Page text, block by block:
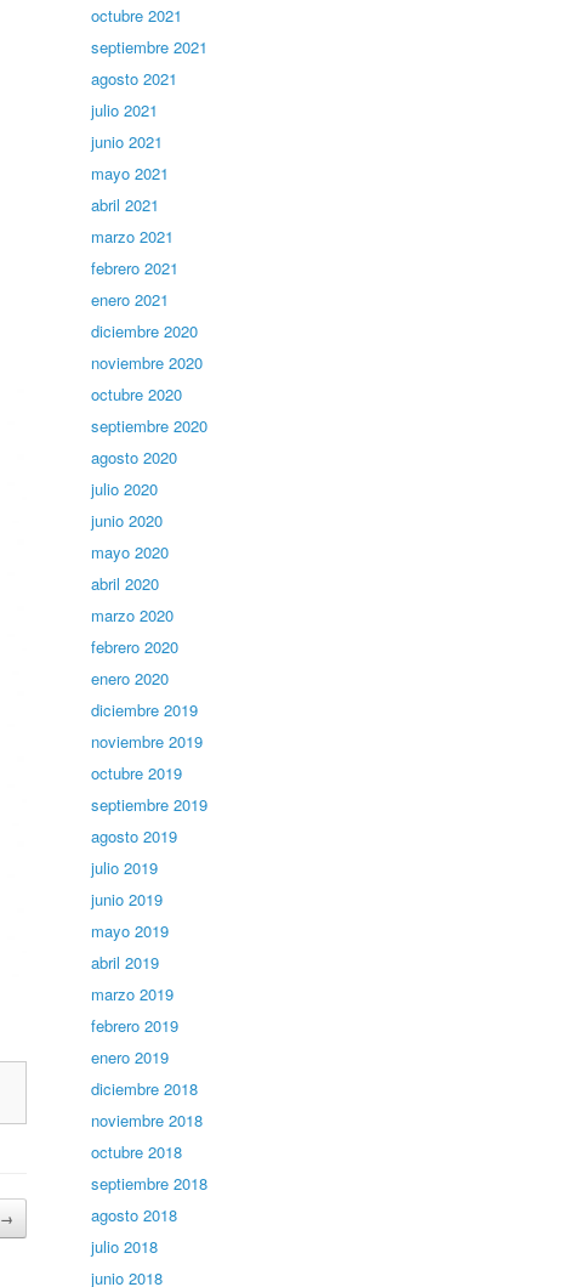
→
octubre 2021
septiembre 2021
agosto 2021
julio 2021
junio 2021
mayo 2021
abril 2021
marzo 2021
febrero 2021
enero 2021
diciembre 2020
noviembre 2020
octubre 2020
septiembre 2020
agosto 2020
julio 2020
junio 2020
mayo 2020
abril 2020
marzo 2020
febrero 2020
enero 2020
diciembre 2019
noviembre 2019
octubre 2019
septiembre 2019
agosto 2019
julio 2019
junio 2019
mayo 2019
abril 2019
marzo 2019
febrero 2019
enero 2019
diciembre 2018
noviembre 2018
octubre 2018
septiembre 2018
agosto 2018
julio 2018
junio 2018